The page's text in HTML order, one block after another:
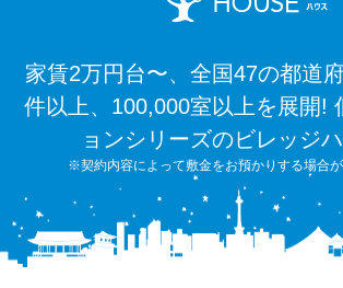
家賃2万円台〜、全国47の都道
件以上、100,000室以上を展開!
ョンシリーズのビレッジハ
※契約内容によって敷金をお預かりする場合が